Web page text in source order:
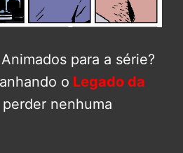
para a série?
o Legado da
nenhuma